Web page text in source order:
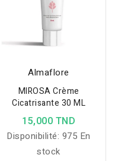
Almaflore
MIROSA Crème
Cicatrisante 30 ML
15,000 TND
Disponibilité: 975 En
stock